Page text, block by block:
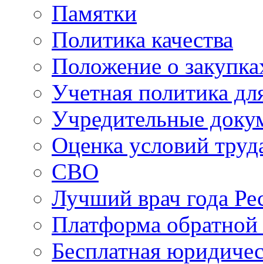
Памятки
Политика качества
Положение о
Учетная политика
Учредительные
Оценка условий
СВО
Лучший врач года
Платформа
Бесплатная